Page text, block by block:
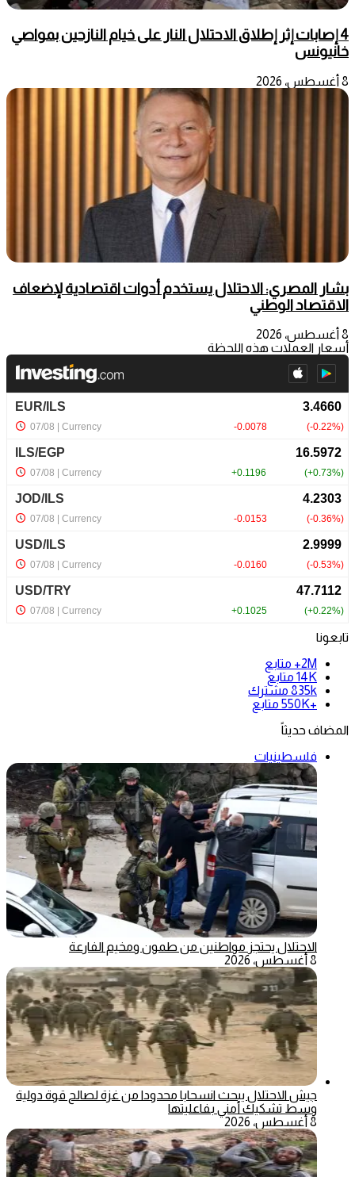
4 إصابات إثر إطلاق الاحتلال النار على خيام النازحين بمواصي
خانيونس
8 أغسطس، 2026
بشار المصري: الاحتلال يستخدم أدوات اقتصادية لإضعاف
الاقتصاد الوطني
8 أغسطس، 2026
أسعار العملات هذه اللحظة
تابعونا
2M+
متابع
14K متابع
835k مشترك
+550K
متابع
المضاف حديثاً
فلسطينيات
الاحتلال يحتجز مواطنين من طمون ومخيم الفارعة
8 أغسطس، 2026
جيش الاحتلال يبحث انسحابا محدودا من غزة لصالح قوة دولية
وسط تشكيك أمني بفاعليتها
8 أغسطس، 2026